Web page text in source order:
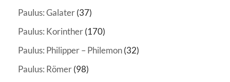
Paulus: Galater(37)
Paulus: Korinther(170)
Paulus: Philipper – Philemon(32)
Paulus: Römer(98)